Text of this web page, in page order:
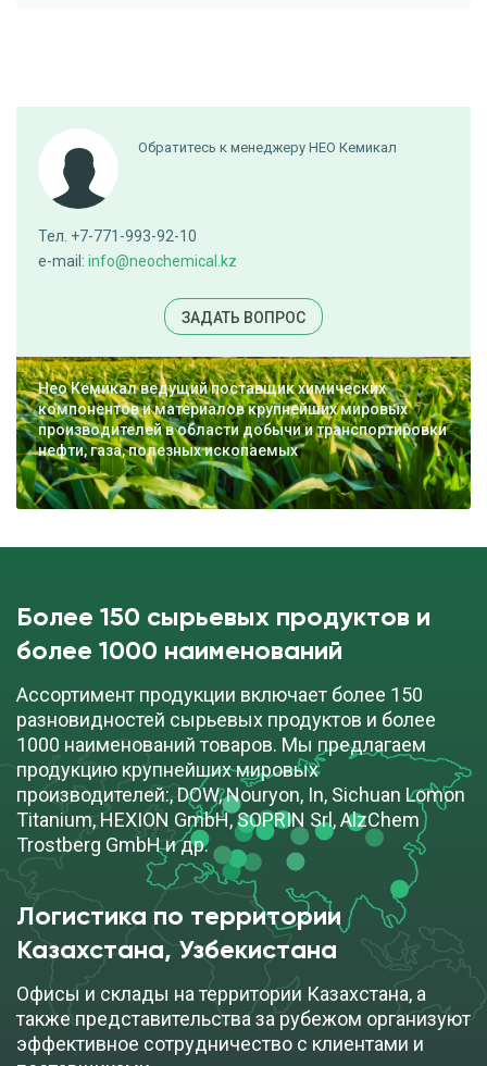
Обратитесь к менеджеру НЕО Кемикал
Тел. +7-771-993-92-10
e-mail: info@neochemical.kz
ЗАДАТЬ ВОПРОС
Нео Кемикал ведущий поставщик химических
компонентов и материалов крупнейших мировых
производителей в области добычи и транспортировки
нефти, газа, полезных ископаемых
Более 150 сырьевых продуктов и
более 1000 наименований
Ассортимент продукции включает более 150
разновидностей сырьевых продуктов и более
1000 наименований товаров. Мы предлагаем
продукцию крупнейших мировых
производителей:, DOW, Nouryon, In, Sichuan Lomon
Titanium, HEXION GmbH, SOPRIN Srl, AlzChem
Trostberg GmbH и др.
Логистика по территории
Казахстана, Узбекистана
Офисы и склады на территории Казахстана, а
также представительства за рубежом организуют
эффективное сотрудничество с клиентами и